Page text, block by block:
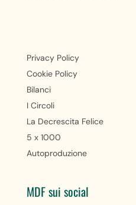
Privacy Policy
Cookie Policy
Bilanci
I Circoli
La Decrescita Felice
5 x 1000
Autoproduzione
MDF sui social